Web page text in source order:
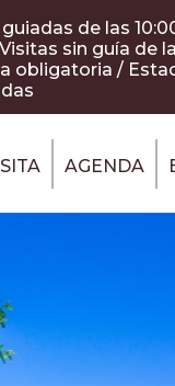
de las
sin guía de
obligatoria /
AGENDA